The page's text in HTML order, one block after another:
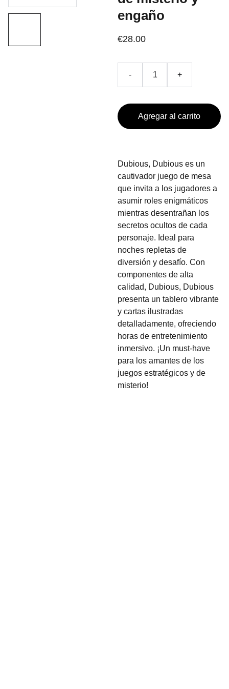
engaño
€28.00
- +
Agregar al carrito
Dubious, Dubious es un
cautivador juego de mesa
que invita a los jugadores a
asumir roles enigmáticos
mientras desentrañan los
secretos ocultos de cada
personaje. Ideal para
noches repletas de
diversión y desafío. Con
componentes de alta
calidad, Dubious, Dubious
presenta un tablero vibrante
y cartas ilustradas
detalladamente, ofreciendo
horas de entretenimiento
inmersivo. ¡Un must-have
para los amantes de los
juegos estratégicos y de
misterio!